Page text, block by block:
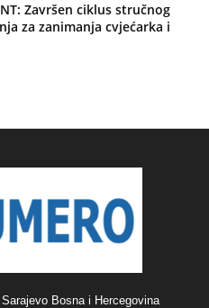
Završen ciklus stručnog
za zanimanja cvjećarka i
Bosna i Hercegovina